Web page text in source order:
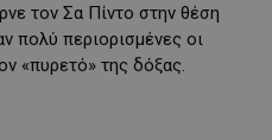
τον Σα Πίντο στην θέση
πολύ περιορισμένες οι
«πυρετό» της δόξας.